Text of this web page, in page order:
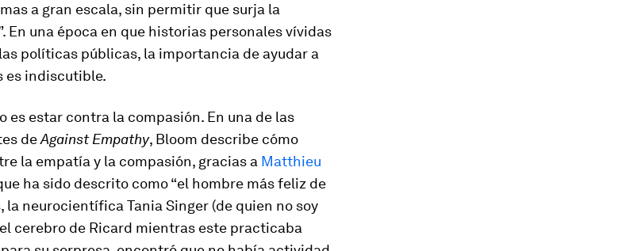
a gran escala, sin permitir que surja la
En una época en que historias personales vívidas
políticas públicas, la importancia de ayudar a
es indiscutible.
es estar contra la compasión. En una de las
deAgainst Empathy, Bloom describe cómo
la empatía y la compasión, gracias a Matthieu
ha sido descrito como “el hombre más feliz de
la neurocientífica Tania Singer (de quien no soy
cerebro de Ricard mientras este practicaba